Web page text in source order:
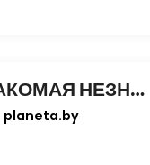
ПОЛЬША – ЗНАКОМАЯ НЕЗНАКОМКА
planeta.by